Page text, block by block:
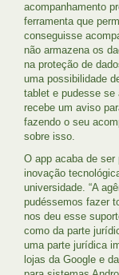
acompanhamento
ferramenta que
conseguisse
não armazena os
na proteção de
uma possibilidade
tablet e pudesse se
recebe um aviso
fazendo o seu
sobre isso.
O app acaba de
inovação
universidade. “A
pudéssemos fazer
nos deu esse
como da parte
uma parte jurídica
lojas da Google e